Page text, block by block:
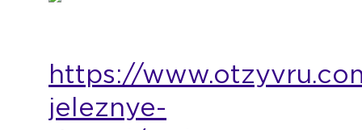
https://
jeleznye-